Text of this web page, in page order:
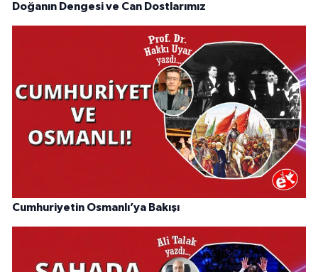
Doğanın Dengesi ve Can Dostlarımız
Cumhuriyetin Osmanlı’ya Bakışı